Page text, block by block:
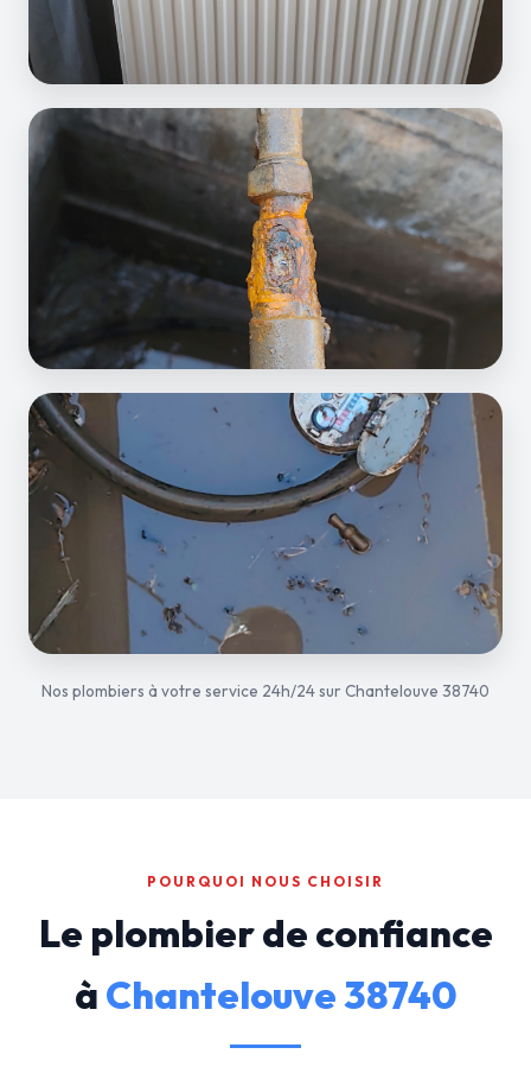
Nos plombiers à votre service 24h/24 sur Chantelouve 38740
POURQUOI NOUS CHOISIR
Le plombier de confiance
à Chantelouve 38740